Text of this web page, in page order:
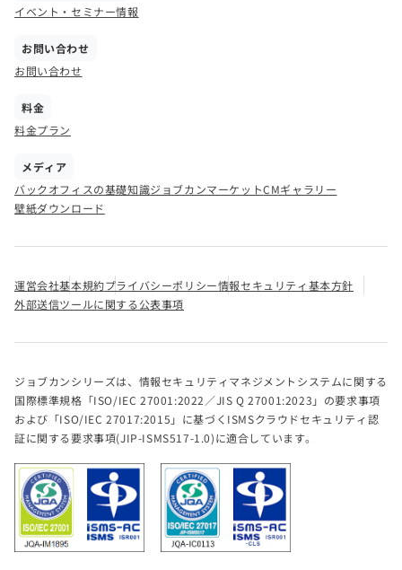
イベント・セミナー情報
お問い合わせ
お問い合わせ
料金
料金プラン
メディア
バックオフィスの基礎知識ジョブカンマーケットCMギャラリー
壁紙ダウンロード
運営会社基本規約プライバシーポリシー情報セキュリティ基本方針
外部送信ツールに関する公表事項
ジョブカンシリーズは、情報セキュリティマネジメントシステムに関する
国際標準規格「ISO/IEC 27001:2022／JIS Q 27001:2023」の要求事項
および「ISO/IEC 27017:2015」に基づくISMSクラウドセキュリティ認
証に関する要求事項(JIP-ISMS517-1.0)に適合しています。